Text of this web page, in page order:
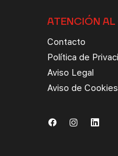
ATENCIÓN AL
Contacto
Política de
Aviso Legal
Aviso de Cookies